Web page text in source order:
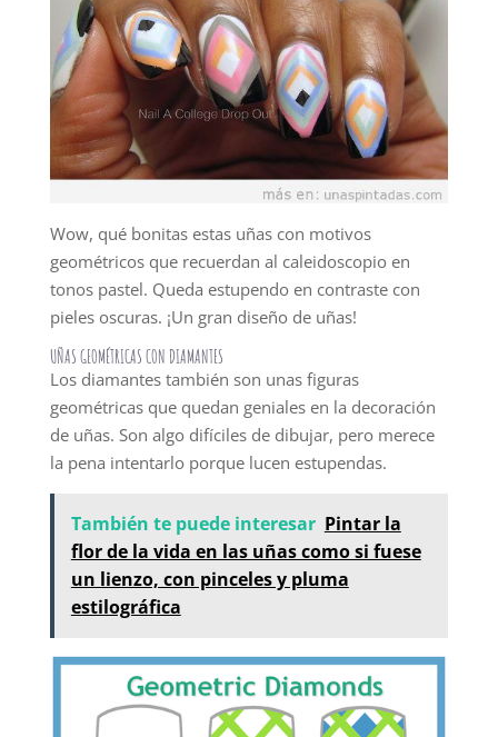
Wow, qué bonitas estas uñas con motivos
geométricos que recuerdan al caleidoscopio en
tonos pastel. Queda estupendo en contraste con
pieles oscuras. ¡Un gran diseño de uñas!
UÑAS GEOMÉTRICAS CON DIAMANTES
Los diamantes también son unas figuras
geométricas que quedan geniales en la decoración
de uñas. Son algo difíciles de dibujar, pero merece
la pena intentarlo porque lucen estupendas.
También te puede interesar Pintar la
flor de la vida en las uñas como si fuese
un lienzo, con pinceles y pluma
estilográfica